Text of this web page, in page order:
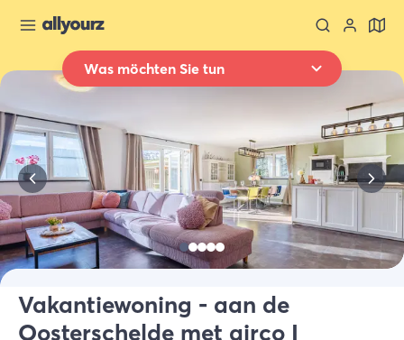
Was möchten Sie tun
Übernachten
Wo
Ganz Zeeland
Wann
Datum auswählen
Alle Arten
Wer
Vakantiewoning - aan de
Oosterschelde met airco I